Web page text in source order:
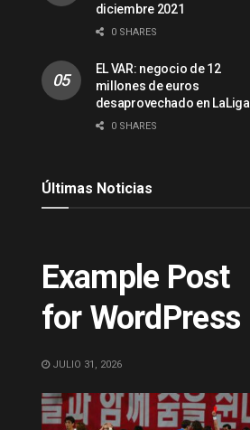
diciembre 2021
0 SHARES
EL VAR: negocio de 12
millones de euros
desaprovechado en LaLiga
0 SHARES
Últimas Noticias
Example Post
for WordPress
JULIO 31, 2026